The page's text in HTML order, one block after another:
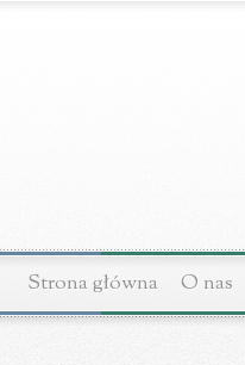
Strona główna O nas